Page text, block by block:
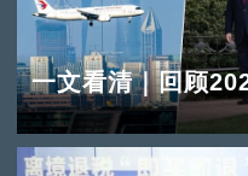
一文看清｜回顾